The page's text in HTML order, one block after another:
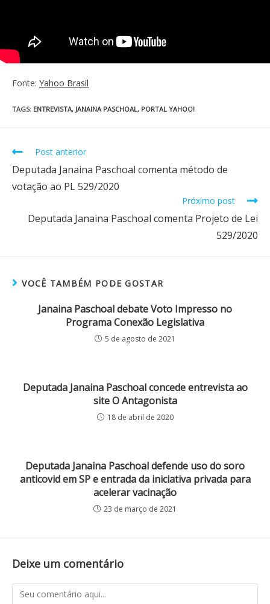
Fonte: Yahoo Brasil
TAGS: ENTREVISTA, JANAINA PASCHOAL, PORTAL YAHOO!
Post anterior
Deputada Janaina Paschoal comenta método de
votação ao PL 529/2020
Próximo post
Deputada Janaina Paschoal comenta Projeto de Lei
529/2020
VOCÊ TAMBÉM PODE GOSTAR
Janaina Paschoal debate Voto Impresso no
Programa Conexão Legislativa
5 de agosto de 2021
Deputada Janaina Paschoal concede entrevista ao
site O Antagonista
18 de abril de 2020
Deputada Janaina Paschoal defende uso do soro
anticovid em SP e entrada da iniciativa privada para
acelerar vacinação
23 de março de 2021
Deixe um comentário